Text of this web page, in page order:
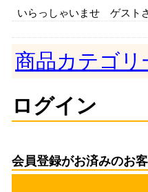
いらっしゃいませ ゲスト
商品カテゴリ
ログイン
会員登録がお済みのお